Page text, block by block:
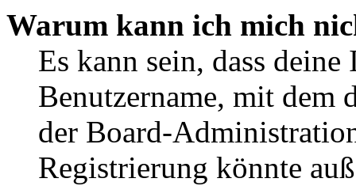
Warum kann ich mich
Es kann sein, dass
Benutzername, mit dem
der Board-
Registrierung könnte